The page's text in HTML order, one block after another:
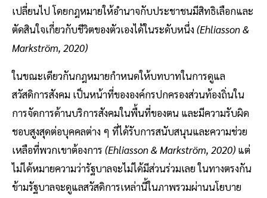
เปลี่ยนไป โดยกฎหมายให้อำนาจกับประชาชนมีสิทธิเลือกและ
ตัดสินใจเกี่ยวกับชีวิตของตัวเองได้ในระดับหนึ่ง(Ehliasson &
Markström, 2020)
ในขณะเดียวกันกฎหมายกำหนดให้บทบาทในการดูแล
สวัสดิการสังคม เป็นหน้าที่ขององค์กรปกครองส่วนท้องถิ่นใน
การจัดการด้านบริการสังคมในพื้นที่ของตน และมีความรับผิด
ชอบสูงสุดต่อบุคคลต่าง ๆ ที่ได้รับการสนับสนุนและความช่วย
เหลือที่พวกเขาต้องการ (Ehliasson & Markström, 2020) แต่
ไม่ได้หมายความว่ารัฐบาลจะไม่ได้มีส่วนร่วมเลย ในทางตรงกัน
ข้ามรัฐบาลจะดูแลสวัสดิการเหล่านี้ในภาพรวมผ่านนโยบาย